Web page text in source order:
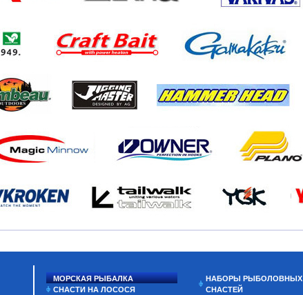
МОРСКАЯ РЫБАЛКА
СНАСТИ НА ЛОСОСЯ
НАБОРЫ РЫБОЛОВНЫХ
СНАСТЕЙ